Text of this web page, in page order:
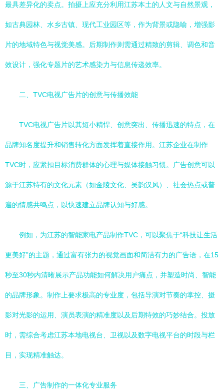
最具差异化的卖点。拍摄上应充分利用江苏本土的人文与自然景观，
如古典园林、水乡古镇、现代工业园区等，作为背景或隐喻，增强影
片的地域特色与视觉美感。后期制作则需通过精致的剪辑、调色和音
效设计，强化专题片的艺术感染力与信息传递效率。
二、TVC电视广告片的创意与传播效能
TVC电视广告片以其短小精悍、创意突出、传播迅速的特点，在
品牌知名度提升和销售转化方面发挥着直接作用。江苏企业在制作
TVC时，应紧扣目标消费群体的心理与媒体接触习惯。广告创意可以
源于江苏特有的文化元素（如金陵文化、吴韵汉风）、社会热点或普
遍的情感共鸣点，以快速建立品牌认知与好感。
例如，为江苏的智能家电产品制作TVC，可以聚焦于“科技让生活
更美好”的主题，通过富有张力的视觉画面和简洁有力的广告语，在15
秒至30秒内清晰展示产品功能如何解决用户痛点，并塑造时尚、智能
的品牌形象。制作上要求极高的专业度，包括导演对节奏的掌控、摄
影对光影的运用、演员表演的精准度以及后期特效的巧妙结合。投放
时，需综合考虑江苏本地电视台、卫视以及数字电视平台的时段与栏
目，实现精准触达。
三、广告制作的一体化专业服务